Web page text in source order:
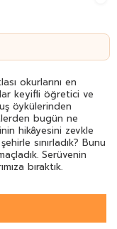
okurlarını en
keyifli öğretici ve
öykülerinden
bugün ne
hikâyesini zevkle
sınırladık? Bunu
Serüvenin
bıraktık.